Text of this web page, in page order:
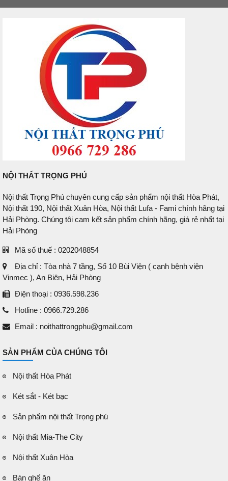
NỘI THẤT TRỌNG PHÚ
Nội thất Trọng Phú chuyên cung cấp sản phẩm nội thất Hòa Phát,
Nội thất 190, Nội thất Xuân Hòa, Nội thất Lufa - Fami chính hãng tại
Hải Phòng. Chúng tôi cam kết sản phẩm chính hãng, giá rẻ nhất tại
Hải Phòng
Mã số thuế : 0202048854
Địa chỉ : Tòa nhà 7 tầng, Số 10 Bùi Viện ( cạnh bệnh viện
Vinmec ), An Biên, Hải Phòng
Điện thoại : 0936.598.236
Hotline : 0966.729.286
Email : noithattrongphu@gmail.com
SẢN PHẨM CỦA CHÚNG TÔI
Nội thất Hòa Phát
Két sắt - Két bạc
Sản phẩm nội thất Trọng phú
Nội thất Mia-The City
Nội thất Xuân Hòa
Bàn ghế ăn